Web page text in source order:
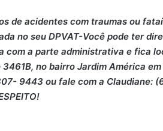
de acidentes com traumas ou
no seu DPVAT-Você pode ter
com a parte administrativa e fica
3461B, no bairro Jardim América
9443 ou fale com a Claudiane: